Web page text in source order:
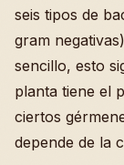
seis tipos de
gram
sencillo, esto
planta tiene el
ciertos
depende de la